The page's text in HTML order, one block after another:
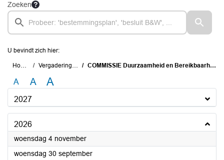
Zoeken
U bevindt zich hier:
Home Vergaderingen COMMISSIE Duurzaamheid en Bereikbaarheid
A A A
2027
2026
woensdag 4 november2026
woensdag 30 september2026